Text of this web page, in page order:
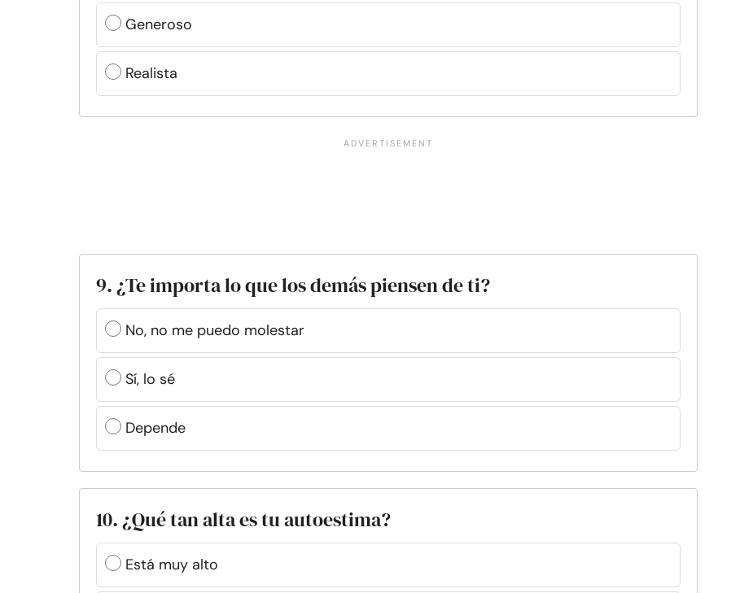
Generoso
Realista
9. ¿Te importa lo que los demás piensen de ti?
No, no me puedo molestar
Sí, lo sé
Depende
10. ¿Qué tan alta es tu autoestima?
Está muy alto